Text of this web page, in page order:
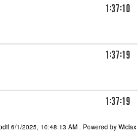
1:37:10
1:37:19
1:37:19
6/1/2025, 10:48:13 AM . Powered by Wiclax